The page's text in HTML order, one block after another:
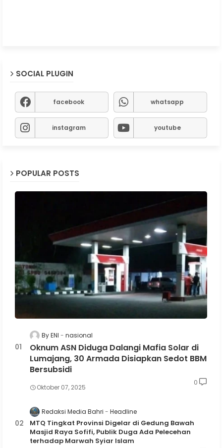
SOCIAL PLUGIN
facebook whatsapp
instagram youtube
POPULAR POSTS
By ENI nasional
Oknum ASN Diduga Dalangi Mafia Solar di
Lumajang, 30 Armada Disiapkan Sedot BBM
Bersubsidi
Oktober 07, 2025
0
Redaksi Media Bahri Headline
MTQ Tingkat Provinsi Digelar di Gedung Bawah
Masjid Raya Sofifi, Publik Duga Ada Pelecehan
terhadap Marwah Syiar Islam